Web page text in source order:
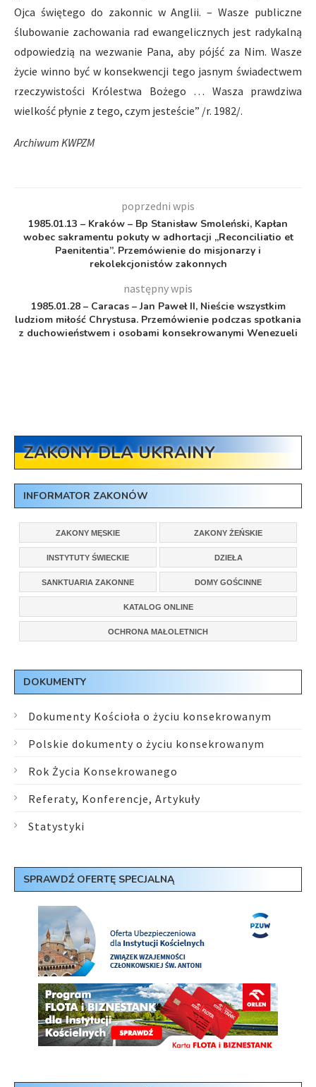
Ojca świętego do zakonnic w Anglii. – Wasze publiczne
ślubowanie zachowania rad ewangelicznych jest radykalną
odpowiedzią na wezwanie Pana, aby pójść za Nim. Wasze
życie winno być w konsekwencji tego jasnym świadectwem
rzeczywistości Królestwa Bożego … Wasza prawdziwa
wielkość płynie z tego, czym jesteście” /r. 1982/.
Archiwum KWPZM
poprzedni wpis
1985.01.13 – Kraków – Bp Stanisław Smoleński, Kapłan
wobec sakramentu pokuty w adhortacji „Reconciliatio et
Paenitentia”. Przemówienie do misjonarzy i
rekolekcjonistów zakonnych
następny wpis
1985.01.28 – Caracas – Jan Paweł II, Nieście wszystkim
ludziom miłość Chrystusa. Przemówienie podczas spotkania
z duchowieństwem i osobami konsekrowanymi Wenezueli
ZAKONY DLA UKRAINY
INFORMATOR ZAKONÓW
ZAKONY MĘSKIE ZAKONY ŻEŃSKIE
INSTYTUTY ŚWIECKIE DZIEŁA
SANKTUARIA ZAKONNE DOMY GOŚCINNE
KATALOG ONLINE
OCHRONA MAŁOLETNICH
DOKUMENTY
Dokumenty Kościoła o życiu konsekrowanym
Polskie dokumenty o życiu konsekrowanym
Rok Życia Konsekrowanego
Referaty, Konferencje, Artykuły
Statystyki
SPRAWDŹ OFERTĘ SPECJALNĄ